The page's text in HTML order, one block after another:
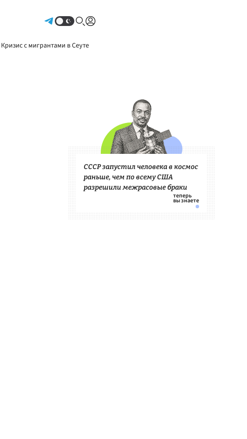
Кризис с мигрантами в Сеуте
СССР запустил человека в космос
раньше, чем по всему США
разрешили межрасовые браки